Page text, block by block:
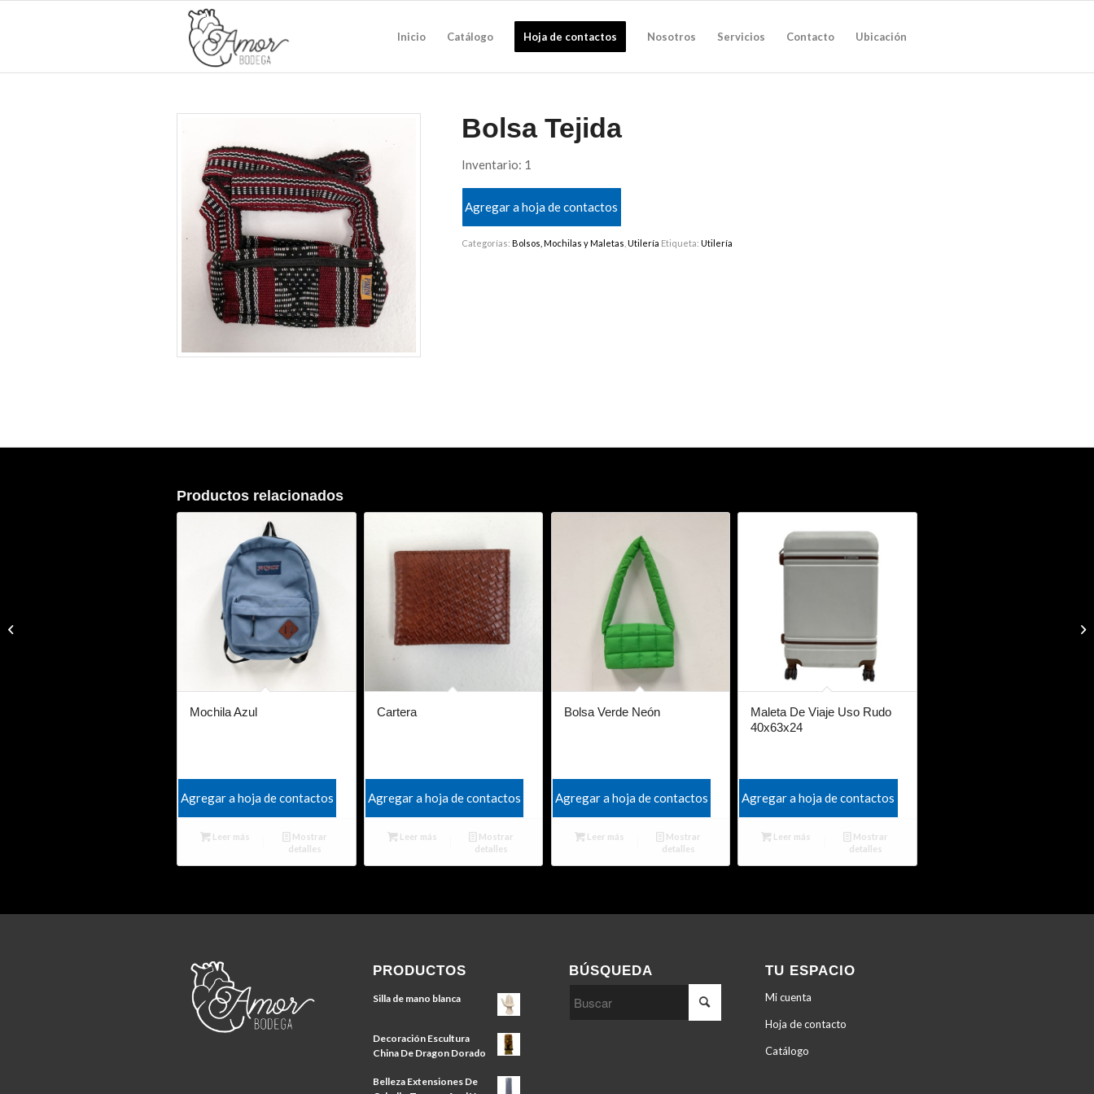
Inicio Catálogo Hoja de contactos Nosotros Servicios Contacto Ubicación
Bolsa Tejida
Inventario: 1
Agregar a hoja de contactos
Categorías:Bolsos, Mochilas y Maletas ,Utilería Etiqueta:Utilería
Productos relacionados
Mochila Azul
Agregar a hoja de contactos
Leer más
Mostrar
detalles
Cartera
Agregar a hoja de contactos
Leer más
Mostrar
detalles
Bolsa Verde Neón
Agregar a hoja de contactos
Leer más
Mostrar
detalles
Maleta De Viaje Uso Rudo
40x63x24
Agregar a hoja de contactos
Leer más
Mostrar
detalles
PRODUCTOS
Silla de mano blanca
Decoración Escultura
China De Dragon Dorado
Belleza Extensiones De
BÚSQUEDA TU ESPACIO
Mi cuenta
Hoja de contacto
Catálogo